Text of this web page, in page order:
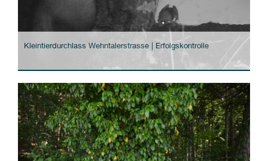
Kleintierdurchlass Wehntalerstrasse | Erfolgskontrolle